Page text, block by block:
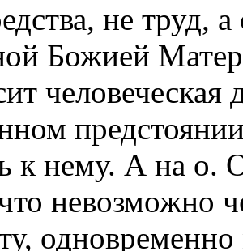
не труд,
Божией
к нему. А на о.
невозможно